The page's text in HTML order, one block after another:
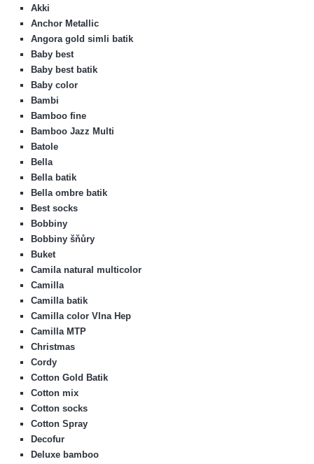
Akki
Anchor Metallic
Angora gold simli batik
Baby best
Baby best batik
Baby color
Bambi
Bamboo fine
Bamboo Jazz Multi
Batole
Bella
Bella batik
Bella ombre batik
Best socks
Bobbiny
Bobbiny šňůry
Buket
Camila natural multicolor
Camilla
Camilla batik
Camilla color Vlna Hep
Camilla MTP
Christmas
Cordy
Cotton Gold Batik
Cotton mix
Cotton socks
Cotton Spray
Decofur
Deluxe bamboo